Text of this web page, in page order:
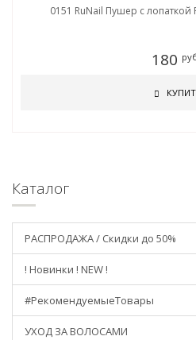
0151 RuNail Пушер с лопаткой
180
Каталог
РАСПРОДАЖА / Скидки до 50%
! Новинки ! NEW !
#РекомендуемыеТовары
УХОД ЗА ВОЛОСАМИ